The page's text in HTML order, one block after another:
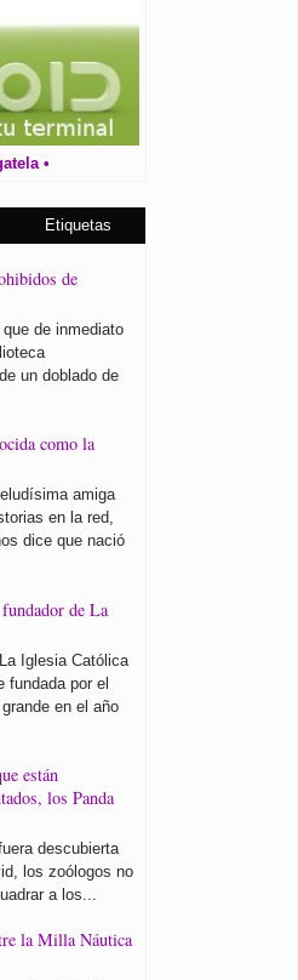
•
Etiquetas
de
de inmediato
un doblado de
como la
amiga
en la red,
dice que nació
de La
Iglesia Católica
fundada por el
en el año
están
los Panda
descubierta
los zoólogos no
a los...
la Milla Náutica